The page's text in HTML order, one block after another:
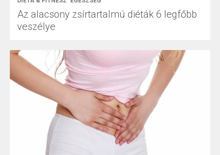
Az alacsony zsírtartalmú diéták 6 legfőbb
veszélye